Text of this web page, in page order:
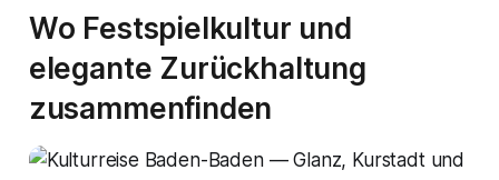
Wo Festspielkultur und
elegante Zurückhaltung
zusammenfinden